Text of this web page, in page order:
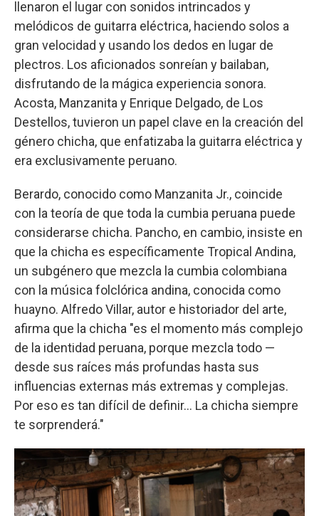
llenaron el lugar con sonidos intrincados y
melódicos de guitarra eléctrica, haciendo solos a
gran velocidad y usando los dedos en lugar de
plectros. Los aficionados sonreían y bailaban,
disfrutando de la mágica experiencia sonora.
Acosta, Manzanita y Enrique Delgado, de Los
Destellos, tuvieron un papel clave en la creación del
género chicha, que enfatizaba la guitarra eléctrica y
era exclusivamente peruano.
Berardo, conocido como Manzanita Jr., coincide
con la teoría de que toda la cumbia peruana puede
considerarse chicha. Pancho, en cambio, insiste en
que la chicha es específicamente Tropical Andina,
un subgénero que mezcla la cumbia colombiana
con la música folclórica andina, conocida como
huayno. Alfredo Villar, autor e historiador del arte,
afirma que la chicha "es el momento más complejo
de la identidad peruana, porque mezcla todo —
desde sus raíces más profundas hasta sus
influencias externas más extremas y complejas.
Por eso es tan difícil de definir… La chicha siempre
te sorprenderá."